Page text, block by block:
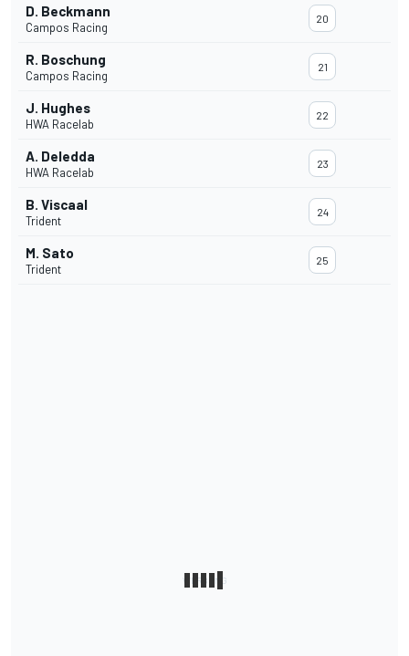
D. Beckmann
Campos Racing
20
R. Boschung
Campos Racing
21
J. Hughes
HWA Racelab
22
A. Deledda
HWA Racelab
23
B. Viscaal
Trident
24
M. Sato
Trident
25